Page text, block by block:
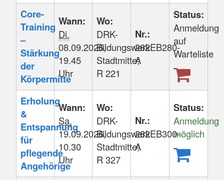
Core-
Training
–
Stärkung
der
Körpermitte
Wann:
Di.
08.09.2026,
19.45
Uhr
Wo:
DRK-
Bildungswerk
Stadtmitte;
R 221
Nr.:
262EB280-
A
Status:
Anmeldung
auf
Warteliste
Erholung
&
Entspannung
für
pflegende
Angehörige
Wann:
Sa.
19.09.2026,
10.30
Uhr
Wo:
DRK-
Bildungswerk
Stadtmitte;
R 327
Nr.:
262EB300-
A
Status:
Anmeldung
möglich